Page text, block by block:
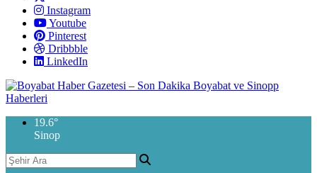
Instagram
Youtube
Pinterest
Dribbble
LinkedIn
19.6°
Sinop